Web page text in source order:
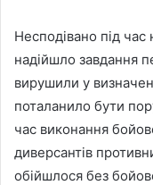
Несподівано під час
надійшло завдання
вирушили у
поталанило бути
час виконання
диверсантів
обійшлося без